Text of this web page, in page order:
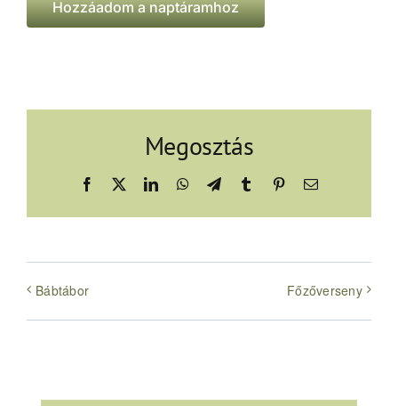
Hozzáadom a naptáramhoz
Megosztás
Facebook LinkedInWhatsApp
TelegramTumblrPinterestEmail:
Bábtábor Főzőverseny